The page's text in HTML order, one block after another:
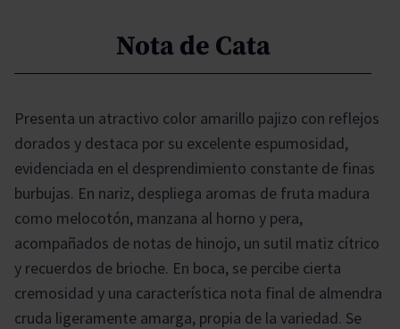
Nota de Cata
Presenta un atractivo color amarillo pajizo con reflejos
dorados y destaca por su excelente espumosidad,
evidenciada en el desprendimiento constante de finas
burbujas. En nariz, despliega aromas de fruta madura
como melocotón, manzana al horno y pera,
acompañados de notas de hinojo, un sutil matiz cítrico
y recuerdos de brioche. En boca, se percibe cierta
cremosidad y una característica nota final de almendra
cruda ligeramente amarga, propia de la variedad. Se